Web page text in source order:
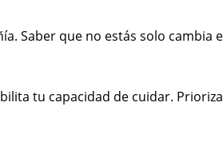
Saber que no estás solo cambia
tu capacidad de cuidar.